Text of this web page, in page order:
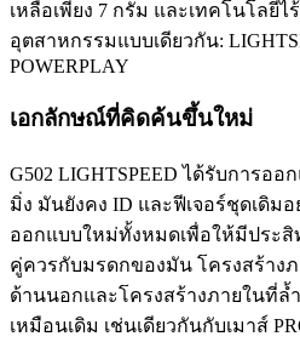
เหลือเพียง 7 กรัม และเทคโนโลยี
อุตสาหกรรมแบบเดียวกัน:
POWERPLAY
เอกลักษณ์ที่คิดค้นขึ้นใหม่
G502 LIGHTSPEED ได้รับการออ
มิ่ง มันยังคง ID และฟีเจอร์ชุดเดิม
ออกแบบใหม่ทั้งหมดเพื่อให้มีประ
คู่ควรกับมรดกของมัน โครงสร้าง
ด้านนอกและโครงสร้างภายในที่ล้
เหมือนเดิม เช่นเดียวกันกับเมาส์